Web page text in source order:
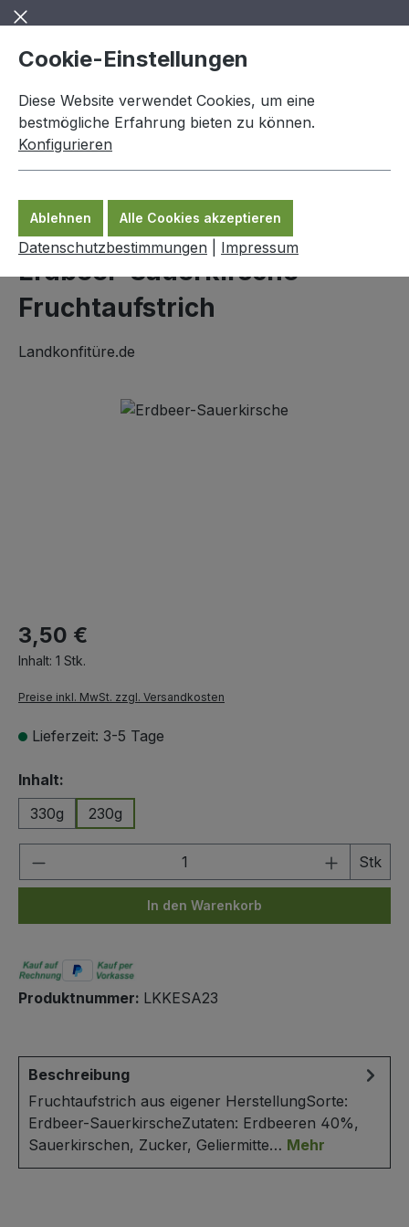
Zum Hauptinhalt springen
0,00 €
Landkonfitüre
Erdbeer-Sauerkirsche -
Fruchtaufstrich
Landkonfitüre.de
Bildergalerie überspringen
3,50 €
Inhalt: 1 Stk.
Preise inkl. MwSt. zzgl. Versandkosten
Lieferzeit: 3-5 Tage
Inhalt:
330g
230g
Produkt Anzahl: Gib den Stk
In den Warenkorb
Produktnummer: LKKESA23
Beschreibung
Fruchtaufstrich aus eigener HerstellungSorte:
Erdbeer-SauerkirscheZutaten: Erdbeeren 40%,
Sauerkirschen, Zucker, Geliermitte… Mehr
Cookie-Einstellungen
Diese Website verwendet Cookies, um eine
bestmögliche Erfahrung bieten zu können.
Konfigurieren
Ablehnen Alle Cookies akzeptieren
Datenschutzbestimmungen Impressum